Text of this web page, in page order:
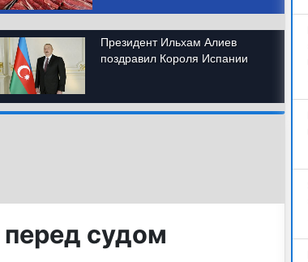
перед судом